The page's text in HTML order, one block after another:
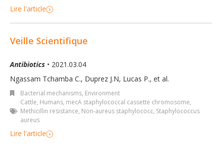
Lire l'article
Veille Scientifique
Antibiotics • 2021.03.04
Ngassam Tchamba C., Duprez J.N, Lucas P., et al.
Bacterial mechanisms, Environment
Cattle, Humans, mecA staphylococcal cassette chromosome,
Methicillin resistance, Non-aureus staphylococc, Staphylococcus
aureus
Lire l'article